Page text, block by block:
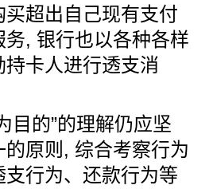
超出自己现有支付
, 银行也以各种各样
卡人进行透支消
目的”的理解仍应坚
原则, 综合考察行为
支行为、还款行为等